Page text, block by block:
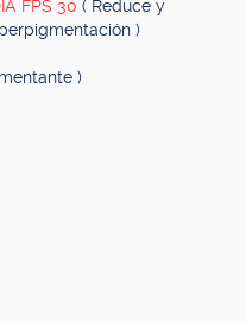
FPS 30 ( Reduce y
)
)